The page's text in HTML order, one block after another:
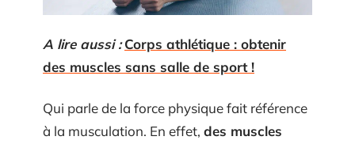
A lire aussi : Corps athlétique : obtenir
des muscles sans salle de sport !
Qui parle de la force physique fait référence
à la musculation. En effet, des muscles